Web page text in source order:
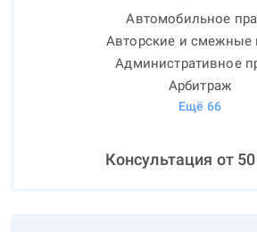
Автомобильное
Авторские и смежные
Административное
Арбитраж
Ещё 66
Консультация от